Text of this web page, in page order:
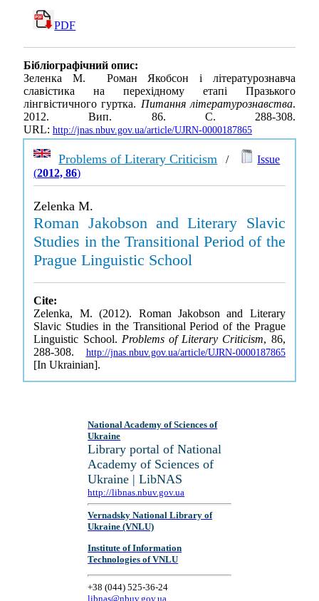
PDF
Бібліографічний опис:
Зеленка М. Роман Якобсон і літературознавча
славістика на перехідному етапі Празького
лінгвістичного гуртка. Питання літературознавства.
2012. Вип. 86. С. 288-308.
URL: http://jnas.nbuv.gov.ua/article/UJRN-0000187865
Problems of Literary Criticism /
Issue
(2012, 86)
Zelenka M.
Roman Jakobson and Literary Slavic
Studies in the Transitional Period of the
Prague Linguistic School
Cite:
Zelenka, M. (2012). Roman Jakobson and Literary
Slavic Studies in the Transitional Period of the Prague
Linguistic School. Problems of Literary Criticism, 86,
288-308. http://jnas.nbuv.gov.ua/article/UJRN-0000187865
[In Ukrainian].
National Academy of Sciences of
Ukraine
Library portal of National
Academy of Sciences of
Ukraine | LibNAS
http://libnas.nbuv.gov.ua
Vernadsky National Library of
Ukraine (VNLU)
Institute of Information
Technologies of VNLU
+38 (044) 525-36-24
libnas@nbuv.gov.ua